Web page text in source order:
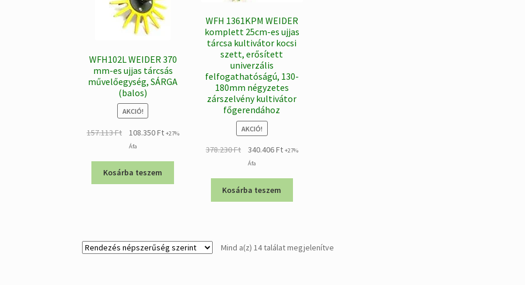
WFH102L WEIDER 370
mm-es ujjas tárcsás
művelőegység, SÁRGA
(balos)
AKCIÓ!
157.113Ft
Original
price
157.113 Ft.
108.350FtCurrent
+27%
Áfa
Kosárba teszem
WFH 1361KPM WEIDER
komplett 25cm-es ujjas
tárcsa kultivátor kocsi
szett, erősített
univerzális
felfogathatóságú, 130-
180mm négyzetes
zárszelvény kultivátor
főgerendához
AKCIÓ!
378.230Ft
Original
price
378.230 Ft.
340.406FtCurrent
+27%
Áfa
Kosárba teszem
Mind a(z) 14 találat megjelenítve